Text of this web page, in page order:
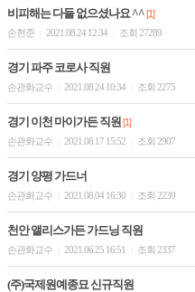
비피해는 다들 없으셨나요 ^^[1]
손현준
2021.08.24 12:34 조회 27289
경기 파주 코로사 직원
손관화교수 2021.08.24 10:34 조회 2275
경기 이천 마이가든 직원[1]
손관화교수
2021.08.17 15:52 조회 2907
경기 양평 가드너
손관화교수 2021.08.04 16:30 조회 2239
천안 앨리스가든 가드닝 직원
손관화교수 2021.06.25 16:51 조회 2337
(주)국제원예종묘 신규직원